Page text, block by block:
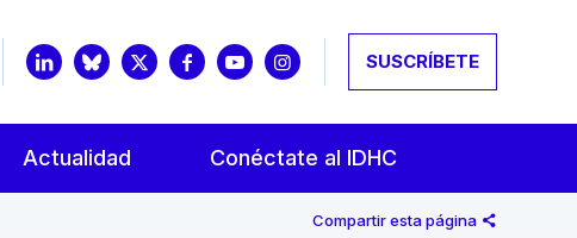
SUSCRÍBETE
Actualidad Conéctate al IDHC
Compartir esta página